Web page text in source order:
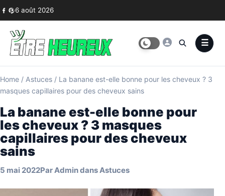
Skip to content
6 août 2026
Home / Astuces / La banane est-elle bonne pour les cheveux ? 3
masques capillaires pour des cheveux sains
La banane est-elle bonne pour
les cheveux ? 3 masques
capillaires pour des cheveux
sains
5 mai 2022ParAdmindansAstuces